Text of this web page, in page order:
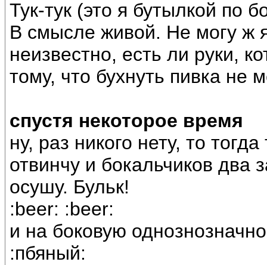
Тук-тук (это я бутылкой по
В смысле живой. Не могу ж
неизвестно, есть ли руки,
тому, что бухнуть пивка не
cпустя некоторое время
ну, раз никого нету, то
отвинчу и бокальчиков два
осушу. Бульк!
:beer: :beer:
и на боковую
:пбяный: